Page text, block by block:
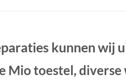
kunnen wij
Mio toestel,